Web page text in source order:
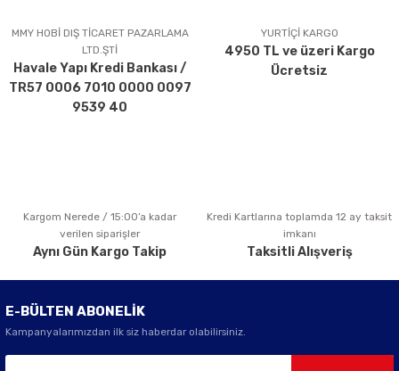
Ürün açıklamasında eksik bilgiler bulunuyor.
Ürün bilgilerinde hatalar bulunuyor.
Ürün fiyatı diğer sitelerden daha pahalı.
Bu ürüne benzer farklı alternatifler olmalı.
Gönder
MMY HOBİ DIŞ TİCARET PAZARLAMA
LTD.ŞTİ
Havale Yapı Kredi Bankası /
TR57 0006 7010 0000 0097
9539 40
YURTİÇİ KARGO
4950 TL ve üzeri Kargo
Ücretsiz
Kargom Nerede / 15:00’a kadar
verilen siparişler
Aynı Gün Kargo Takip
Kredi Kartlarına toplamda 12 ay taksit
imkanı
Taksitli Alışveriş
E-BÜLTEN ABONELİK
Kampanyalarımızdan ilk siz haberdar olabilirsiniz.